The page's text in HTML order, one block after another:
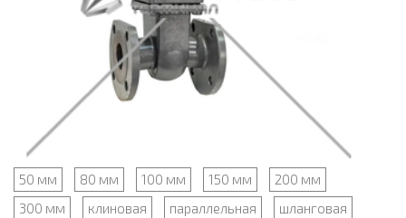
50 мм 80 мм 100 мм 150 мм
200 мм
300 мм
клиновая параллельная
шланговая